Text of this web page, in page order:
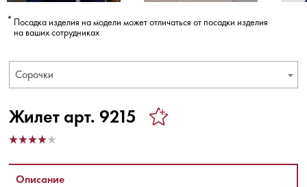
Посадка изделия на модели может отличаться от посадки изделия
на ваших сотрудниках
Сорочки
Жилет арт. 9215
Описание